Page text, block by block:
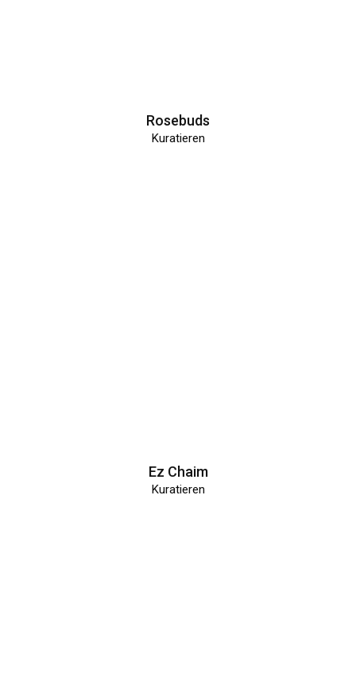
Rosebuds
Kuratieren
Ez Chaim
Kuratieren